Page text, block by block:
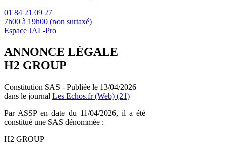
01 84 21 09 27
7h00 à 19h00 (non surtaxé)
Espace JAL-Pro
ANNONCE LÉGALE
H2 GROUP
Constitution SAS - Publiée le 13/04/2026
dans le journal Les Echos.fr (Web) (21)
Par ASSP en date du 11/04/2026, il a été
constitué une SAS dénommée :
H2 GROUP